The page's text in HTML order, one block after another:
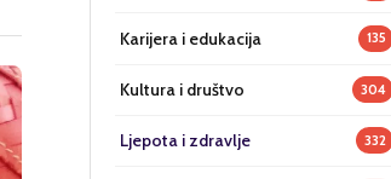
Karijera i edukacija 135
Kultura i društvo 304
Ljepota i zdravlje 332